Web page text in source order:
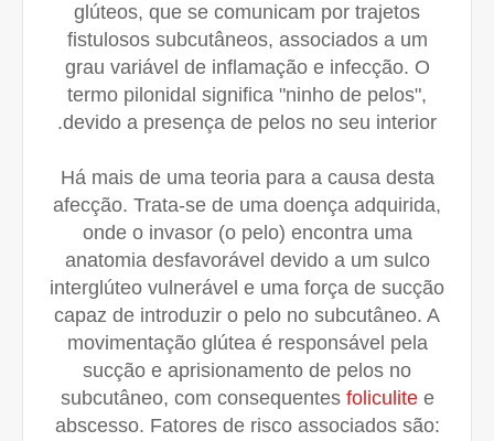
glúteos, que se comunicam por trajetos
fistulosos subcutâneos, associados a um
grau variável de inflamação e infecção. O
termo pilonidal significa "ninho de pelos",
devido a presença de pelos no seu interior.
Há mais de uma teoria para a causa desta
afecção. Trata-se de uma doença adquirida,
onde o invasor (o pelo) encontra uma
anatomia desfavorável devido a um sulco
interglúteo vulnerável e uma força de sucção
capaz de introduzir o pelo no subcutâneo. A
movimentação glútea é responsável pela
sucção e aprisionamento de pelos no
subcutâneo, com consequentes foliculitee
abscesso. Fatores de risco associados são: